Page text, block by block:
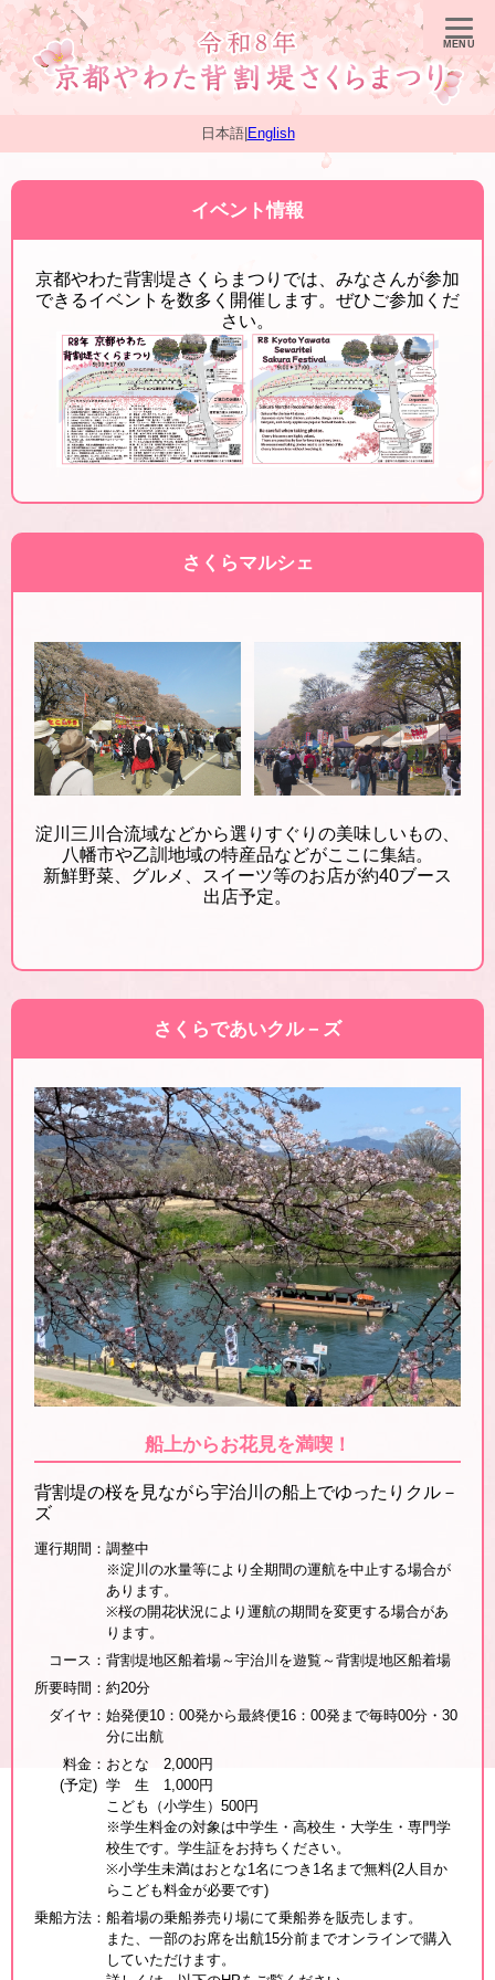
日本語| English
イベント情報
京都やわた背割堤さくらまつりでは、みなさんが参加
できるイベントを数多く開催します。ぜひご参加くだ
さい。
さくらマルシェ
淀川三川合流域などから選りすぐりの美味しいもの、
八幡市や乙訓地域の特産品などがここに集結。
新鮮野菜、グルメ、スイーツ等のお店が約40ブース
出店予定。
さくらであいクル－ズ
船上からお花見を満喫！
背割堤の桜を見ながら宇治川の船上でゆったりクル－
ズ
運行期間 ：調整中
※淀川の水量等により全期間の運航を中止する場合が
あります。
※桜の開花状況により運航の期間を変更する場合があ
ります。
コース ：背割堤地区船着場～宇治川を遊覧～背割堤地区船着場
所要時間 ：約20分
ダイヤ ：始発便10：00発から最終便16：00発まで毎時00分・30
分に出航
料金 ：
(予定)
おとな 2,000円
学 生 1,000円
こども（小学生）500円
※学生料金の対象は中学生・高校生・大学生・専門学
校生です。学生証をお持ちください。
※小学生未満はおとな1名につき1名まで無料(2人目か
らこども料金が必要です)
乗船方法 ：船着場の乗船券売り場にて乗船券を販売します。
また、一部のお席を出航15分前までオンラインで購入
していただけます。